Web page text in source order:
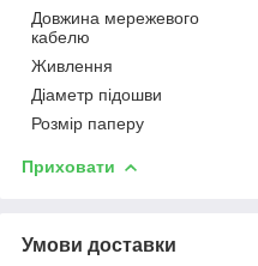
Довжина мережевого
кабелю
Живлення
Діаметр підошви
Розмір паперу
Приховати
Умови доставки